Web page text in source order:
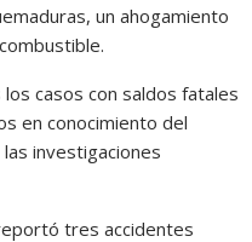
un ahogamiento
casos con saldos fatales
en conocimiento del
investigaciones
tres accidentes